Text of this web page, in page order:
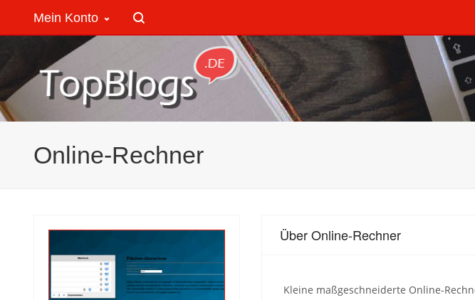
Mein Konto
Online-Rechner
Über Online-Rechner
Kleine maßgeschneiderte Online-